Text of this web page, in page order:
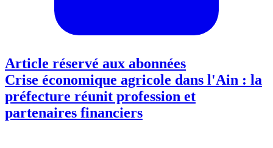
Article réservé aux abonnées
Crise économique agricole dans l'Ain : la
préfecture réunit profession et
partenaires financiers